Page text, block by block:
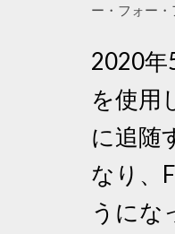
ー・フォー・
2020年
を使用
に追随
なり、
うにな